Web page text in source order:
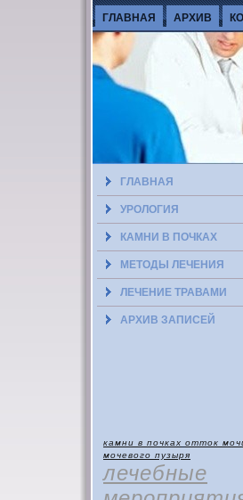
ГЛАВНАЯ АРХИВ
ГЛАВНАЯ
УРОЛОГИЯ
КАМНИ В ПОЧКАХ
МЕТОДЫ ЛЕЧЕНИЯ
ЛЕЧЕНИЕ ТРАВАМИ
АРХИВ ЗАПИСЕЙ
камни в почках отток
мочевого пузыря
лечебные